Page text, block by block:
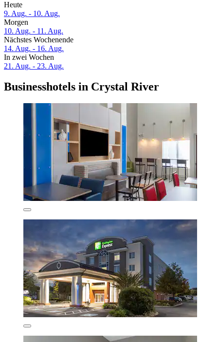
Heute
9. Aug. - 10. Aug.
Morgen
10. Aug. - 11. Aug.
Nächstes Wochenende
14. Aug. - 16. Aug.
In zwei Wochen
21. Aug. - 23. Aug.
Businesshotels in Crystal River